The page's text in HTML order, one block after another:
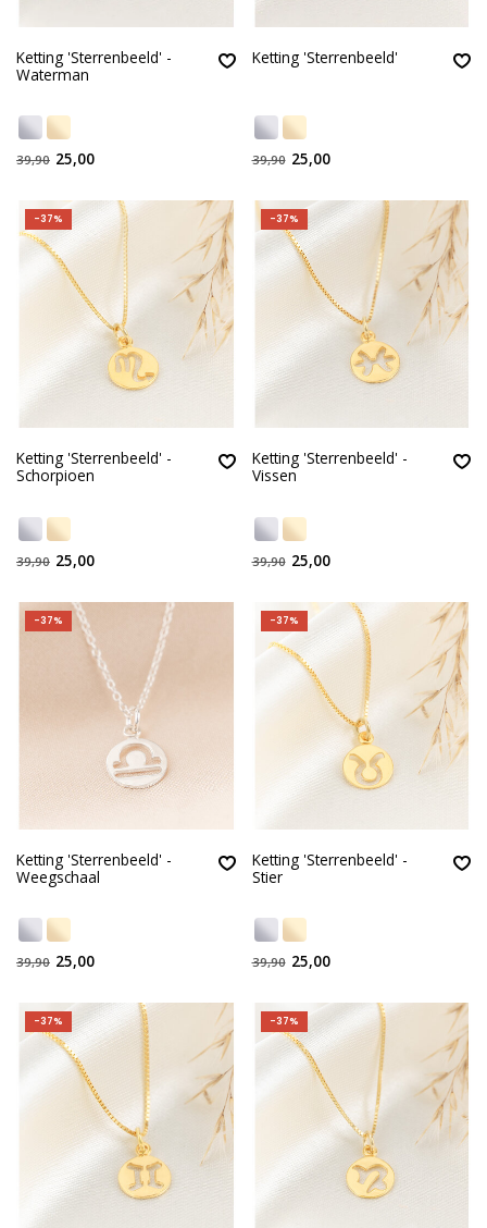
Ketting 'Sterrenbeeld' -
Waterman
39,90 25,00
Ketting 'Sterrenbeeld'
39,90 25,00
-37%
Ketting 'Sterrenbeeld' -
Schorpioen
39,90 25,00
-37%
Ketting 'Sterrenbeeld' -
Vissen
39,90 25,00
-37%
Ketting 'Sterrenbeeld' -
Weegschaal
39,90 25,00
-37%
Ketting 'Sterrenbeeld' -
Stier
39,90 25,00
-37% -37%